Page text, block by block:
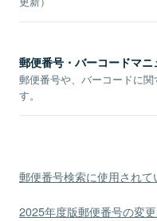
郵便番号・バーコードマニ
郵便番号や、バーコードに
す。
郵便番号検索に使用され
2025年度版郵便番号の変